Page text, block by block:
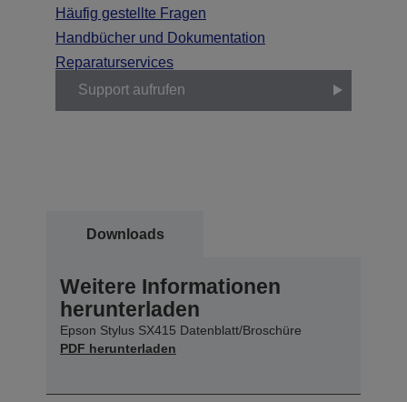
Häufig gestellte Fragen
Handbücher und Dokumentation
Reparaturservices
Support aufrufen
Downloads
Weitere Informationen
herunterladen
Epson Stylus SX415 Datenblatt/Broschüre
PDF herunterladen